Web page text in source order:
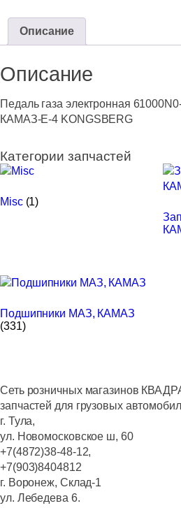
61000N0-
пластик.
Е-4
KONGSBERG
Описание
Описание
Педаль газа электронная
КАМАЗ-Е-4 KONGSBERG
Категории запчастей
Misc (1)
Подшипники МАЗ, КАМАЗ
(331)
Сеть розничных магазинов
запчастей для грузовых
г. Тула,
ул. Новомосковское ш, 60
+7(4872)38-48-12,
+7(903)8404812
г. Воронеж, Склад-1
ул. Лебедева 6.